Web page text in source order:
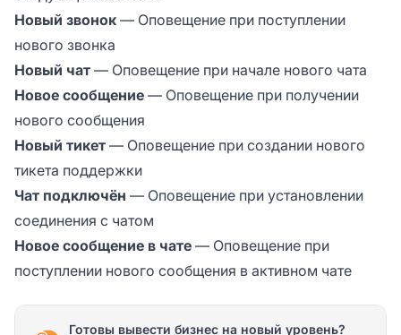
Новый звонок — Оповещение при поступлении
нового звонка
Новый чат — Оповещение при начале нового чата
Новое сообщение — Оповещение при получении
нового сообщения
Новый тикет — Оповещение при создании нового
тикета поддержки
Чат подключён — Оповещение при установлении
соединения с чатом
Новое сообщение в чате — Оповещение при
поступлении нового сообщения в активном чате
Готовы вывести бизнес на новый уровень?